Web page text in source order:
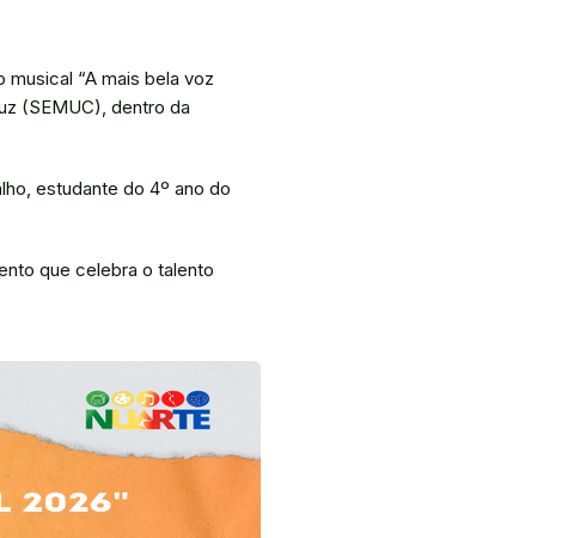
“A mais bela voz
(SEMUC), dentro da
estudante do 4º ano do
que celebra o talento